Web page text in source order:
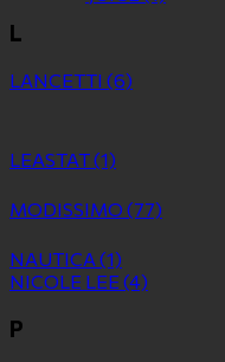
L
LANCETTI (6)
LEASTAT(1)
MODISSIMO (77)
NAUTICA (1)
NICOLE LEE (4)
P